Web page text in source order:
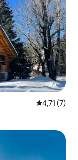
Prosječna
4,71 (7)